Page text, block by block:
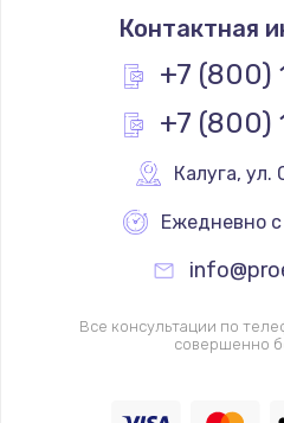
Снятие системных
1400
880
Ремонт
Контактная
+7 (800)
+7 (800)
Калуга, ул.
Ежедневно
Все консультации по
совершенно